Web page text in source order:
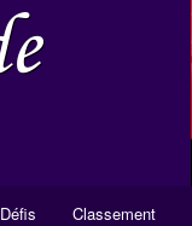
Défis Classement